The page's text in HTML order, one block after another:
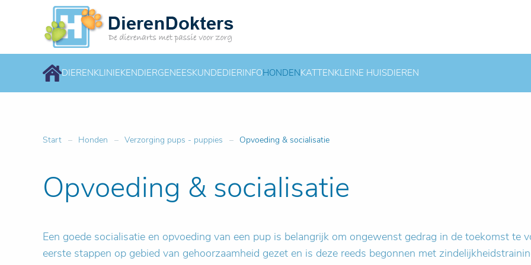
DIERENKLINIEKENDIERGENEESKUNDEDIERINFOHONDENKATTENKLEINE HUISDIEREN
Start Honden Verzorging pups - puppies Opvoeding & socialisatie
Opvoeding & socialisatie
Een goede socialisatie en opvoeding van een pup is belangrijk om ongewenst gedrag in de toekomst te
eerste stappen op gebied van gehoorzaamheid gezet en is deze reeds begonnen met